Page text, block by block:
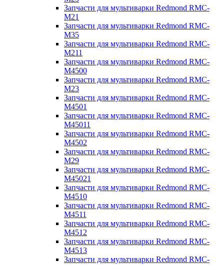
Запчасти для мультиварки Redmond RMC-
M21
Запчасти для мультиварки Redmond RMC-
M35
Запчасти для мультиварки Redmond RMC-
M211
Запчасти для мультиварки Redmond RMC-
M4500
Запчасти для мультиварки Redmond RMC-
M23
Запчасти для мультиварки Redmond RMC-
M4501
Запчасти для мультиварки Redmond RMC-
M45011
Запчасти для мультиварки Redmond RMC-
M4502
Запчасти для мультиварки Redmond RMC-
M29
Запчасти для мультиварки Redmond RMC-
M45021
Запчасти для мультиварки Redmond RMC-
M4510
Запчасти для мультиварки Redmond RMC-
M4511
Запчасти для мультиварки Redmond RMC-
M4512
Запчасти для мультиварки Redmond RMC-
M4513
Запчасти для мультиварки Redmond RMC-